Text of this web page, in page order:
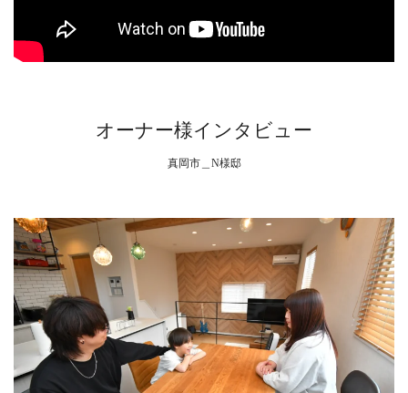
オーナー様インタビュー
真岡市＿N様邸